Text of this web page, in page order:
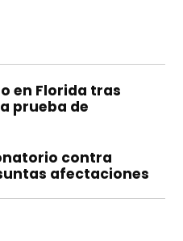
en Florida tras
prueba de
contra
afectaciones